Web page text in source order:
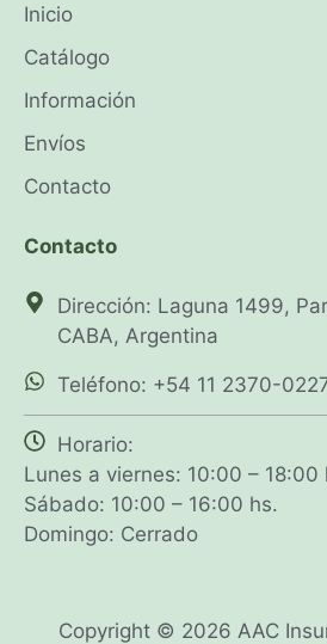
Inicio
Catálogo
Información
Envíos
Contacto
Contacto
Dirección: Laguna 1499,
CABA, Argentina
Teléfono: +54 11 2370-
Horario:
Lunes a viernes: 10:00 – 18:00
Sábado: 10:00 – 16:00 hs.
Domingo: Cerrado
Copyright © 2026 AAC